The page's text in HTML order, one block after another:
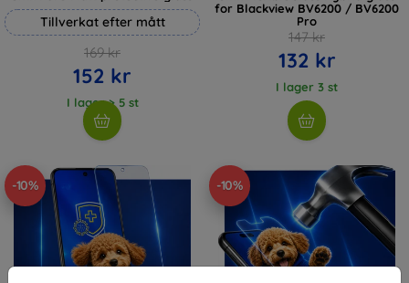
Tillverkat efter mått
169 kr
152 kr
I lager > 5 st
for Blackview BV6200 / BV6200
Pro
147 kr
132 kr
I lager 3 st
-10% -10%